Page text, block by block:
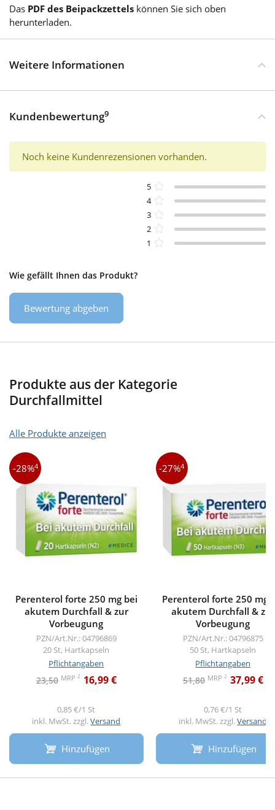
Das PDF des Beipackzettels können Sie sich oben
herunterladen.
Weitere Informationen
Kundenbewertung9
Noch keine Kundenrezensionen vorhanden.
5
4
3
2
1
Wie gefällt Ihnen das Produkt?
Bewertung abgeben
Produkte aus der Kategorie
Durchfallmittel
Alle Produkte anzeigen
-28%4
Perenterol forte 250 mg bei
akutem Durchfall & zur
Vorbeugung
PZN/Art.Nr.: 04796869
20 St, Hartkapseln
Pflichtangaben
23,50 MRP 2 16,99 €
0,85 €/1 St
inkl. MwSt. zzgl.Versand
Hinzufügen
-27%4
Perenterol forte 250 mg
akutem Durchfall & zur
Vorbeugung
PZN/Art.Nr.: 04796875
50 St, Hartkapseln
Pflichtangaben
51,80 MRP 2 37,99 €
0,76 €/1 St
inkl. MwSt. zzgl.Versand
Hinzufügen